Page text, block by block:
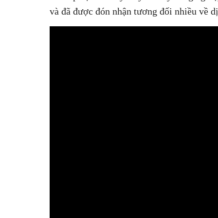
và đã được đón nhận tương đối nhiều về